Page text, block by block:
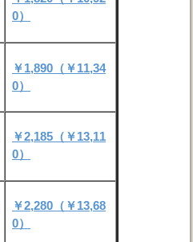
0）
￥1,890（￥11,34
0）
￥2,185（￥13,11
0）
￥2,280（￥13,68
0）